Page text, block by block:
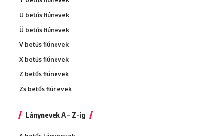
U betűs fiúnevek
Ü betűs fiúnevek
V betűs fiúnevek
X betűs fiúnevek
Z betűs fiúnevek
Zs betűs fiúnevek
Lánynevek A – Z-ig